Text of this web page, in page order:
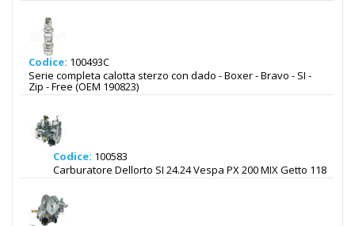
Codice: 100493C
Serie completa calotta sterzo con dado - Boxer - Bravo - SI -
Zip - Free (OEM 190823)
Codice: 100583
Carburatore Dellorto SI 24.24 Vespa PX 200 MIX Getto 118